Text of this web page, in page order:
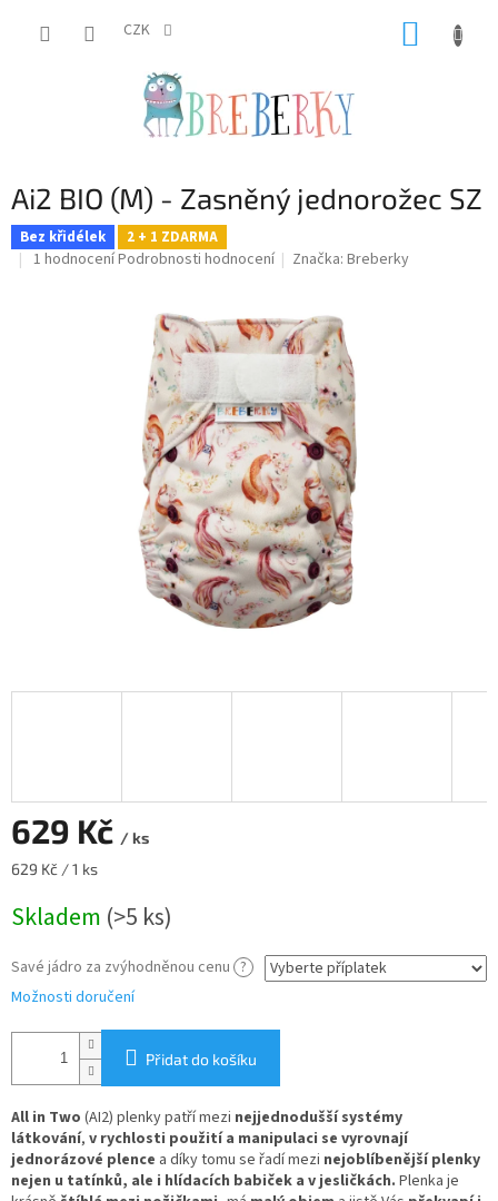
CZK
Ai2 BIO (M) - Zasněný jednorožec SZ
Bez křidélek 2 + 1 ZDARMA
Průměrné
1 hodnoceníPodrobnosti hodnocení Značka:Breberky
629 Kč / ks
Měrná
629 Kč / 1 ks
Skladem (>5 ks)
Savé jádro za zvýhodněnou cenu ?
Možnosti doručení
Přidat do košíku
All in Two (AI2) plenky patří mezi nejjednodušší systémy
látkování, v rychlosti použití a manipulaci se vyrovnají
jednorázové plence a díky tomu se řadí mezi nejoblíbenější plenky
nejen u tatínků, ale i hlídacích babiček a v jesličkách. Plenka je